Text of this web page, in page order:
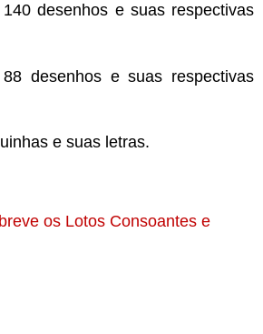
desenhos e suas respectivas
desenhos e suas respectivas
e suas letras.
breve os Lotos Consoantes e